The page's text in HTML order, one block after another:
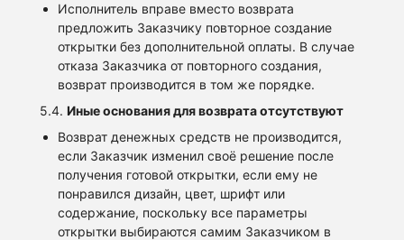
Исполнитель вправе вместо возврата
предложить Заказчику повторное создание
открытки без дополнительной оплаты. В случае
отказа Заказчика от повторного создания,
возврат производится в том же порядке.
5.4. Иные основания для возврата отсутствуют
Возврат денежных средств не производится,
если Заказчик изменил своё решение после
получения готовой открытки, если ему не
понравился дизайн, цвет, шрифт или
содержание, поскольку все параметры
открытки выбираются самим Заказчиком в